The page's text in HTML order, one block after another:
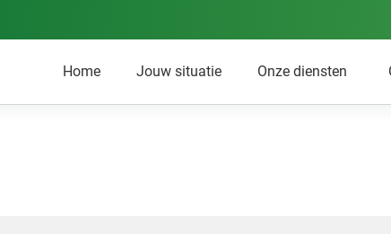
Home Jouw situatie Onze diensten